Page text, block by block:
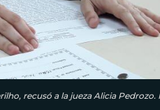
recusó a la jueza Alicia